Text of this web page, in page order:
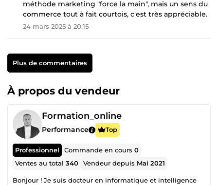
méthode marketing "force la main", mais un sens du
commerce tout à fait courtois, c'est très appréciable.
24 mars 2025 à 20:15
Plus de commentaires
À propos du vendeur
Formation_online
Performance Top
Professionnel Commande en cours0
Ventes au total340 Vendeur depuis Mai 2021
Bonjour ! Je suis docteur en informatique et intelligence